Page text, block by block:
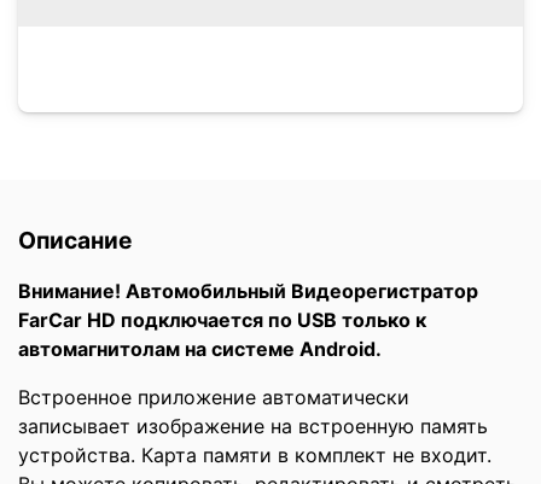
Описание
Внимание! Автомобильный Видеорегистратор
FarCar HD подключается по USB только к
автомагнитолам на системе Android.
Встроенное приложение автоматически
записывает изображение на встроенную память
устройства. Карта памяти в комплект не входит.